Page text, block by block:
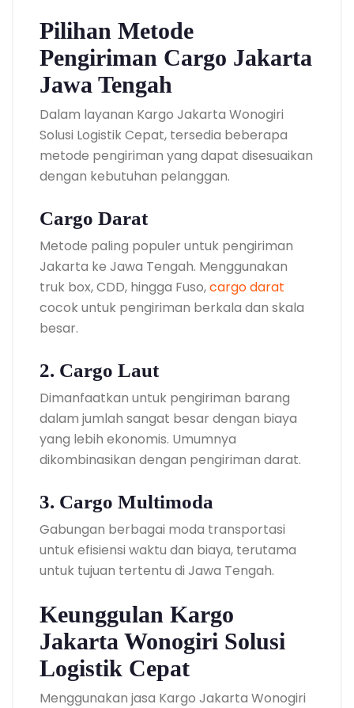
Pilihan Metode
Pengiriman Cargo Jakarta
Jawa Tengah
Dalam layanan Kargo Jakarta Wonogiri
Solusi Logistik Cepat, tersedia beberapa
metode pengiriman yang dapat disesuaikan
dengan kebutuhan pelanggan.
Cargo Darat
Metode paling populer untuk pengiriman
Jakarta ke Jawa Tengah. Menggunakan
truk box, CDD, hingga Fuso,cargo darat
cocok untuk pengiriman berkala dan skala
besar.
2. Cargo Laut
Dimanfaatkan untuk pengiriman barang
dalam jumlah sangat besar dengan biaya
yang lebih ekonomis. Umumnya
dikombinasikan dengan pengiriman darat.
3. Cargo Multimoda
Gabungan berbagai moda transportasi
untuk efisiensi waktu dan biaya, terutama
untuk tujuan tertentu di Jawa Tengah.
Keunggulan Kargo
Jakarta Wonogiri Solusi
Logistik Cepat
Menggunakan jasa Kargo Jakarta Wonogiri